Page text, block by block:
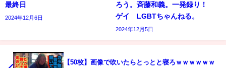
最終日
2024年12月6日
ろう。斉藤和義。一発録り！
ゲイ LGBTちゃんねる。
2024年12月5日
【50枚】画像で吹いたらとっとと寝ろｗｗｗｗｗｗ